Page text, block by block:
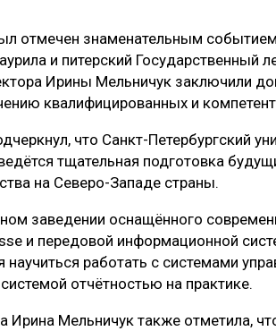
ПЛИТ
МЕБЕЛЬНОЕ ПРОИЗВОДСТВО
отмечен знаменательным
и питерский Государственный
Ирины Мельничук заключили
квалифицированных и
что Санкт-Петербургский
тщательная подготовка
на Северо-Западе страны.
заведении оснащённого
и передовой информационной
работать с системами
отчётностью на практике.
Ирина Мельничук также отметила,